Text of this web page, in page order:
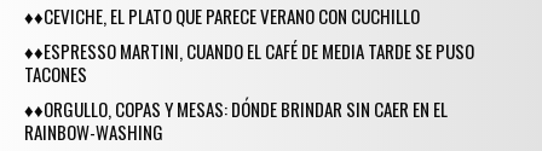
♦♦CEVICHE, EL PLATO QUE PARECE VERANO CON CUCHILLO
♦♦ESPRESSO MARTINI, CUANDO EL CAFÉ DE MEDIA TARDE SE PUSO
TACONES
♦♦ORGULLO, COPAS Y MESAS: DÓNDE BRINDAR SIN CAER EN EL
RAINBOW-WASHING